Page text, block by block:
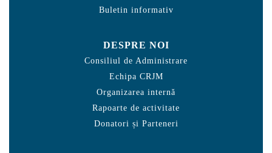
Buletin informativ
DESPRE NOI
Consiliul de Administrare
Echipa CRJM
Organizarea internă
Rapoarte de activitate
Donatori și Parteneri